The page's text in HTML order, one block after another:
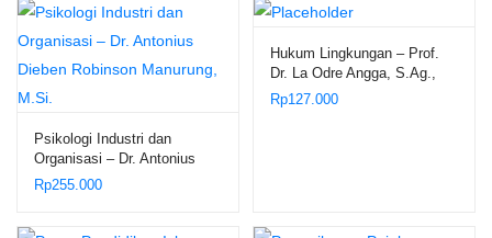
Psikologi Industri dan
Organisasi – Dr. Antonius
Dieben Robinson Manurung,
M.Si.
Rp255.000
Hukum Lingkungan – Prof.
Dr. La Odre Angga, S.Ag.,
S.H., M.Hum.
Rp127.000